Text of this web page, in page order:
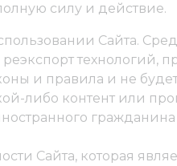
силу и действие.
Сайта.
и правила и не
либо контент или
Сайта, которая